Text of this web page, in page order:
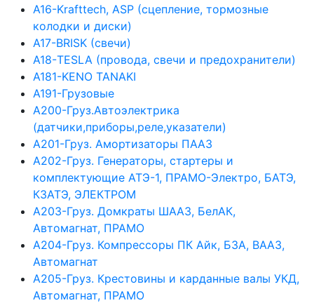
А16-Krafttech, ASP (сцепление, тормозные
колодки и диски)
А17-BRISK (свечи)
А18-TESLA (провода, свечи и предохранители)
А181-KENO TANAKI
А191-Грузовые
А200-Груз.Автоэлектрика
(датчики,приборы,реле,указатели)
А201-Груз. Амортизаторы ПААЗ
А202-Груз. Генераторы, стартеры и
комплектующие АТЭ-1, ПРАМО-Электро, БАТЭ,
КЗАТЭ, ЭЛЕКТРОМ
А203-Груз. Домкраты ШААЗ, БелАК,
Автомагнат, ПРАМО
А204-Груз. Компрессоры ПК Айк, БЗА, ВААЗ,
Автомагнат
А205-Груз. Крестовины и карданные валы УКД,
Автомагнат, ПРАМО